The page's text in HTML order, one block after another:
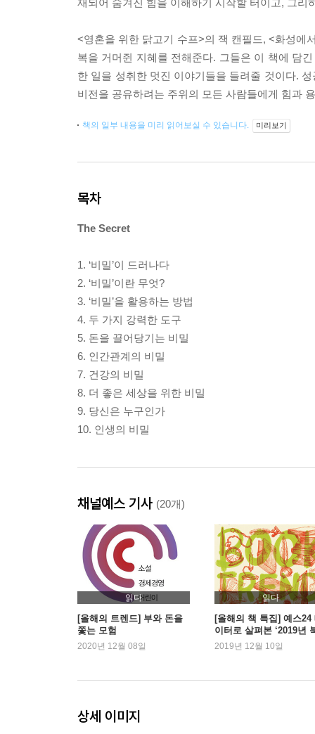
재되어 숨겨진 힘을 이해하기 시작할 터이고, 그리
<영혼을 위한 닭고기 수프>의 잭 캔필드, <화성에
복을 거머쥔 지혜를 전해준다. 그들은 이 책에 담
한 일을 성취한 멋진 이야기들을 들려줄 것이다.
비전을 공유하려는 주위의 모든 사람들에게 힘과
책의 일부 내용을 미리 읽어보실 수 있습니다. 미리보기
목차
The Secret
1. ‘비밀’이 드러나다
2. ‘비밀’이란 무엇?
3. ‘비밀’을 활용하는 방법
4. 두 가지 강력한 도구
5. 돈을 끌어당기는 비밀
6. 인간관계의 비밀
7. 건강의 비밀
8. 더 좋은 세상을 위한 비밀
9. 당신은 누구인가
10. 인생의 비밀
채널예스 기사 (20개)
읽다
[올해의 트렌드] 부와 돈을
쫓는 모험
2020년 12월 08일
읽다
[올해의 책 특집] 예스24
이터로 살펴본 ‘2019년
트렌드’
2019년 12월 10일
상세 이미지